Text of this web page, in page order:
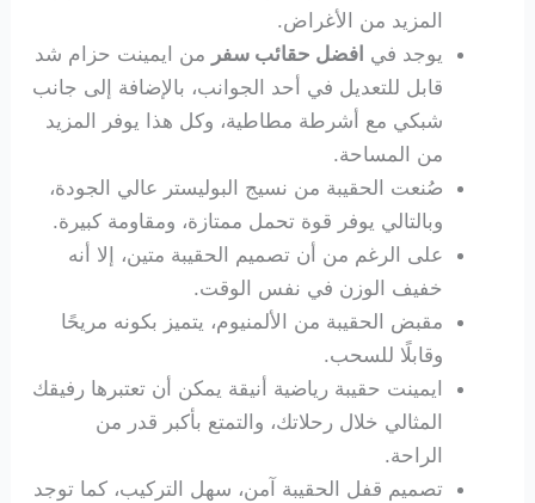
المزيد من الأغراض.
يوجد في افضل حقائب سفر من ايمينت حزام شد
قابل للتعديل في أحد الجوانب، بالإضافة إلى جانب
شبكي مع أشرطة مطاطية، وكل هذا يوفر المزيد
من المساحة.
صُنعت الحقيبة من نسيج البوليستر عالي الجودة،
وبالتالي يوفر قوة تحمل ممتازة، ومقاومة كبيرة.
على الرغم من أن تصميم الحقيبة متين، إلا أنه
خفيف الوزن في نفس الوقت.
مقبض الحقيبة من الألمنيوم، يتميز بكونه مريحًا
وقابلًا للسحب.
ايمينت حقيبة رياضية أنيقة يمكن أن تعتبرها رفيقك
المثالي خلال رحلاتك، والتمتع بأكبر قدر من
الراحة.
تصميم قفل الحقيبة آمن، سهل التركيب، كما توجد